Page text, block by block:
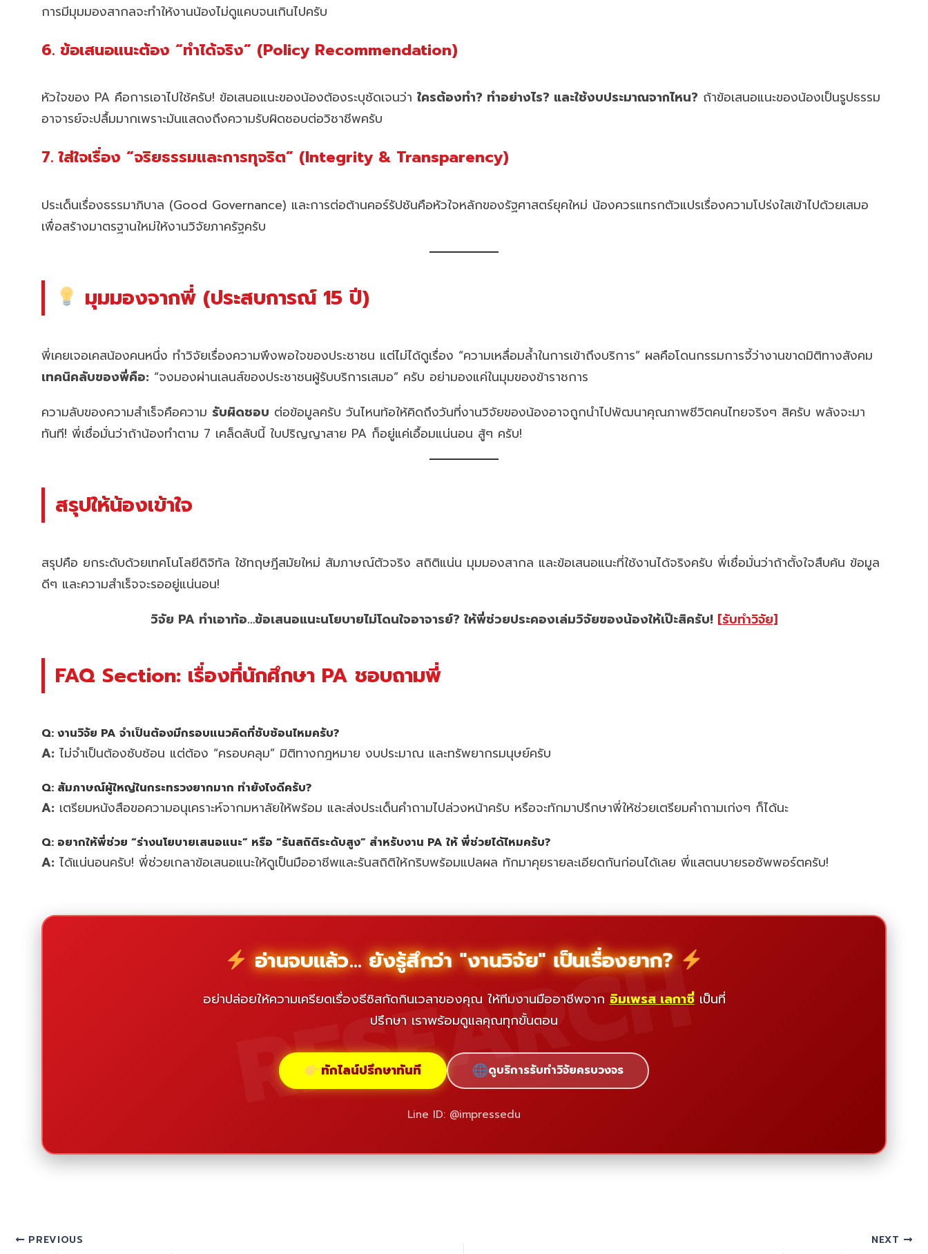
การมีมุมมองสากลจะทำให้งานน้องไม่ดูแคบจนเกินไปครับ
6. ข้อเสนอแนะต้อง “ทำได้จริง” (Policy Recommendation)
หัวใจของ PA คือการเอาไปใช้ครับ! ข้อเสนอแนะของน้องต้องระบุชัดเจนว่า ใครต้องทำ? ทำอย่างไร? และใช้งบประมาณจากไหน? ถ้าข้อเสนอแนะของน้องเป็นรูปธรรม
อาจารย์จะปลื้มมากเพราะมันแสดงถึงความรับผิดชอบต่อวิชาชีพครับ
7. ใส่ใจเรื่อง “จริยธรรมและการทุจริต” (Integrity & Transparency)
ประเด็นเรื่องธรรมาภิบาล (Good Governance) และการต่อต้านคอร์รัปชันคือหัวใจหลักของรัฐศาสตร์ยุคใหม่ น้องควรแทรกตัวแปรเรื่องความโปร่งใสเข้าไปด้วยเสมอ
เพื่อสร้างมาตรฐานใหม่ให้งานวิจัยภาครัฐครับ
มุมมองจากพี่ (ประสบการณ์ 15 ปี)
พี่เคยเจอเคสน้องคนหนึ่ง ทำวิจัยเรื่องความพึงพอใจของประชาชน แต่ไม่ได้ดูเรื่อง “ความเหลื่อมล้ำในการเข้าถึงบริการ” ผลคือโดนกรรมการจี้ว่างานขาดมิติทางสังคม
เทคนิคลับของพี่คือ: “จงมองผ่านเลนส์ของประชาชนผู้รับบริการเสมอ” ครับ อย่ามองแค่ในมุมของข้าราชการ
ความลับของความสำเร็จคือความ รับผิดชอบ ต่อข้อมูลครับ วันไหนท้อให้คิดถึงวันที่งานวิจัยของน้องอาจถูกนำไปพัฒนาคุณภาพชีวิตคนไทยจริงๆ สิครับ พลังจะมา
ทันที! พี่เชื่อมั่นว่าถ้าน้องทำตาม 7 เคล็ดลับนี้ ใบปริญญาสาย PA ก็อยู่แค่เอื้อมแน่นอน สู้ๆ ครับ!
สรุปให้น้องเข้าใจ
สรุปคือ ยกระดับด้วยเทคโนโลยีดิจิทัล ใช้ทฤษฎีสมัยใหม่ สัมภาษณ์ตัวจริง สถิติแน่น มุมมองสากล และข้อเสนอแนะที่ใช้งานได้จริงครับ พี่เชื่อมั่นว่าถ้าตั้งใจสืบค้น ข้อมูล
ดีๆ และความสำเร็จจะรออยู่แน่นอน!
วิจัย PA ทำเอาท้อ…ข้อเสนอแนะนโยบายไม่โดนใจอาจารย์? ให้พี่ช่วยประคองเล่มวิจัยของน้องให้เป๊ะสิครับ! [รับทำวิจัย]
FAQ Section: เรื่องที่นักศึกษา PA ชอบถามพี่
Q: งานวิจัย PA จำเป็นต้องมีกรอบแนวคิดที่ซับซ้อนไหมครับ?
A: ไม่จำเป็นต้องซับซ้อน แต่ต้อง “ครอบคลุม” มิติทางกฎหมาย งบประมาณ และทรัพยากรมนุษย์ครับ
Q: สัมภาษณ์ผู้ใหญ่ในกระทรวงยากมาก ทำยังไงดีครับ?
A: เตรียมหนังสือขอความอนุเคราะห์จากมหาลัยให้พร้อม และส่งประเด็นคำถามไปล่วงหน้าครับ หรือจะทักมาปรึกษาพี่ให้ช่วยเตรียมคำถามเก่งๆ ก็ได้นะ
Q: อยากให้พี่ช่วย “ร่างนโยบายเสนอแนะ” หรือ “รันสถิติระดับสูง” สำหรับงาน PA ให้ พี่ช่วยได้ไหมครับ?
A: ได้แน่นอนครับ! พี่ช่วยเกลาข้อเสนอแนะให้ดูเป็นมืออาชีพและรันสถิติให้กริบพร้อมแปลผล ทักมาคุยรายละเอียดกันก่อนได้เลย พี่แสตนบายรอซัพพอร์ตครับ!
RESEARCH
อ่านจบแล้ว... ยังรู้สึกว่า "งานวิจัย" เป็นเรื่องยาก?
อย่าปล่อยให้ความเครียดเรื่องธีซิสกัดกินเวลาของคุณ ให้ทีมงานมืออาชีพจาก อิมเพรส เลกาซี่เป็นที่
ปรึกษา เราพร้อมดูแลคุณทุกขั้นตอน
ทักไลน์ปรึกษาทันที ดูบริการรับทำวิจัยครบวงจร
Line ID: @impressedu
PREVIOUS NEXT